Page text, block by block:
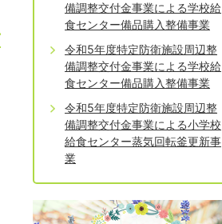
備調整交付金事業による学校給
食センター備品購入整備事業
令和5年度特定防衛施設周辺整
備調整交付金事業による学校給
食センター備品購入整備事業
令和5年度特定防衛施設周辺整
備調整交付金事業による小学校
給食センター蒸気回転釜更新事
業